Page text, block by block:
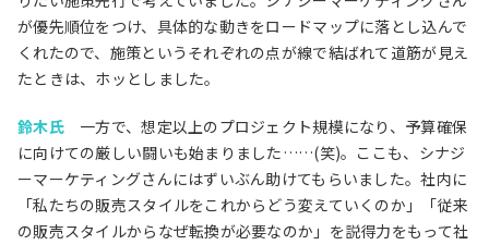
が優先順位をつけ、具体的な動きをロードマップに落とし込んで
くれたので、施策というそれぞれの点が線で結ばれて道筋が見え
たときは、ホッとしました。
鈴木氏一方で、想定以上のプロジェクト規模になり、予算確保
に向けての厳しい闘いも始まりました……(笑)。ここも、シナジ
ーマーケティングさんにはずいぶん助けてもらいました。社内に
「私たちの販売スタイルをこれからどう変えていくのか」「従来
の販売スタイルからなぜ転換が必要なのか」を説得力をもって社